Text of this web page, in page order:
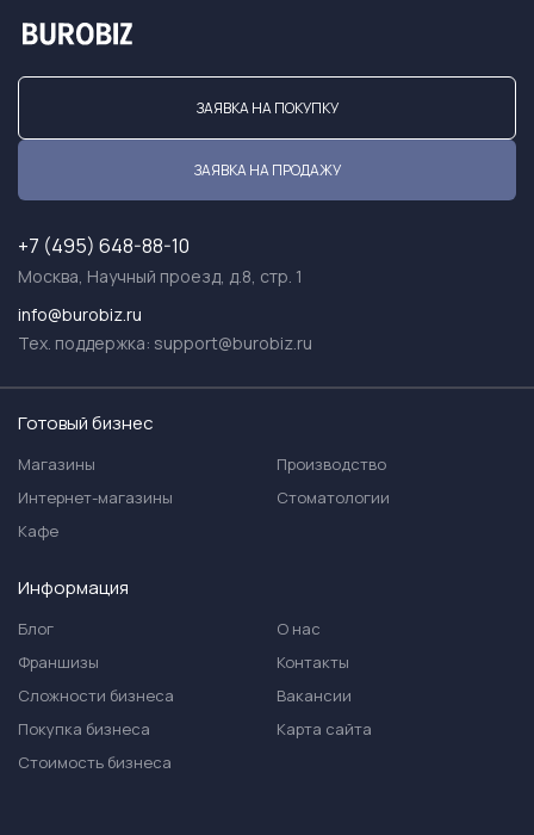
ЗАЯВКА НА ПОКУПКУ
ЗАЯВКА НА ПРОДАЖУ
+7 (495) 648-88-10
Москва, Научный проезд, д.8, стр. 1
info@burobiz.ru
Тех. поддержка: support@burobiz.ru
Готовый бизнес
Магазины
Интернет-магазины
Кафе
Производство
Стоматологии
Информация
Блог
Франшизы
Сложности бизнеса
Покупка бизнеса
Стоимость бизнеса
О нас
Контакты
Вакансии
Карта сайта